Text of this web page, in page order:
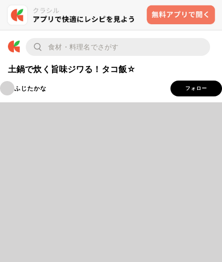
土鍋で炊く旨味ジワる！タコ飯☆
ふじたかな フォロー